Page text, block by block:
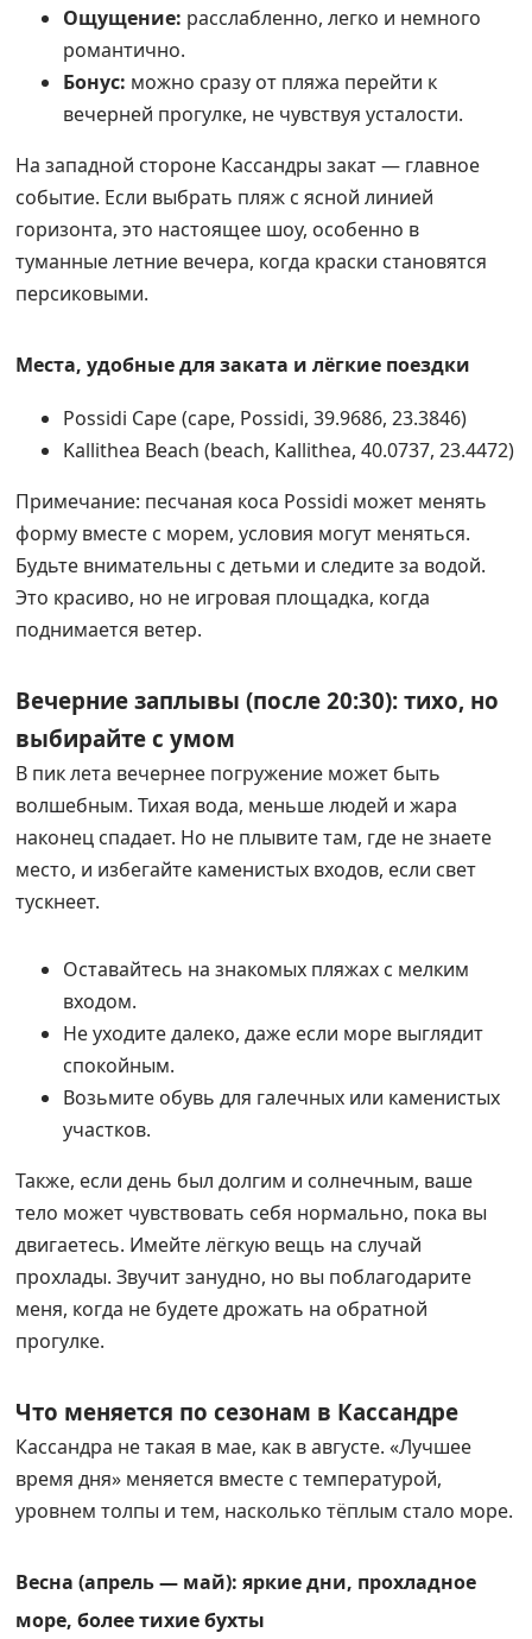
Ощущение: расслабленно, легко и немного
романтично.
Бонус: можно сразу от пляжа перейти к
вечерней прогулке, не чувствуя усталости.
На западной стороне Кассандры закат — главное
событие. Если выбрать пляж с ясной линией
горизонта, это настоящее шоу, особенно в
туманные летние вечера, когда краски становятся
персиковыми.
Места, удобные для заката и лёгкие поездки
Possidi Cape (cape, Possidi, 39.9686, 23.3846)
Kallithea Beach (beach, Kallithea, 40.0737, 23.4472)
Примечание: песчаная коса Possidi может менять
форму вместе с морем, условия могут меняться.
Будьте внимательны с детьми и следите за водой.
Это красиво, но не игровая площадка, когда
поднимается ветер.
Вечерние заплывы (после 20:30): тихо, но
выбирайте с умом
В пик лета вечернее погружение может быть
волшебным. Тихая вода, меньше людей и жара
наконец спадает. Но не плывите там, где не знаете
место, и избегайте каменистых входов, если свет
тускнеет.
Оставайтесь на знакомых пляжах с мелким
входом.
Не уходите далеко, даже если море выглядит
спокойным.
Возьмите обувь для галечных или каменистых
участков.
Также, если день был долгим и солнечным, ваше
тело может чувствовать себя нормально, пока вы
двигаетесь. Имейте лёгкую вещь на случай
прохлады. Звучит занудно, но вы поблагодарите
меня, когда не будете дрожать на обратной
прогулке.
Что меняется по сезонам в Кассандре
Кассандра не такая в мае, как в августе. «Лучшее
время дня» меняется вместе с температурой,
уровнем толпы и тем, насколько тёплым стало море.
Весна (апрель — май): яркие дни, прохладное
море, более тихие бухты